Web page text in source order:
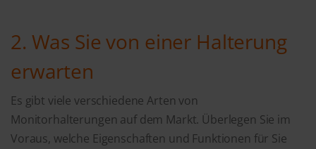
2. Was Sie von einer Halterung
erwarten
Es gibt viele verschiedene Arten von
Monitorhalterungen auf dem Markt. Überlegen Sie im
Voraus, welche Eigenschaften und Funktionen für Sie